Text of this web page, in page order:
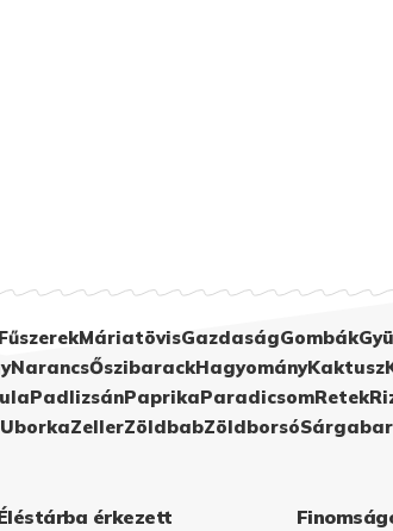
FűszerekMáriatövisGazdaságGombák
NarancsŐszibarackHagyományKaktusz
PadlizsánPaprikaParadicsomRetek
UborkaZellerZöldbabZöldborsó
érkezett